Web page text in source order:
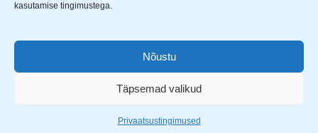
kasutamise tingimustega.
Nõustu
Täpsemad valikud
Privaatsustingimused